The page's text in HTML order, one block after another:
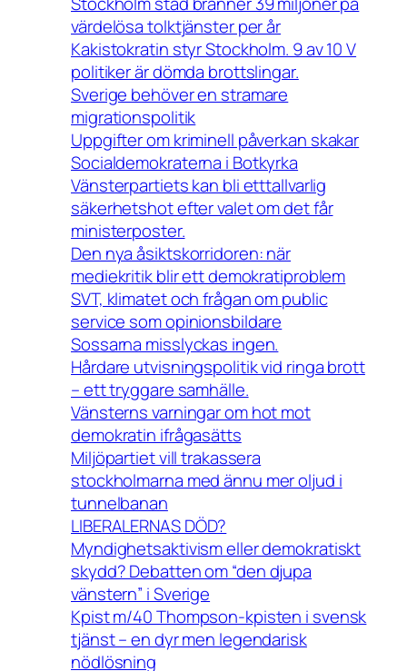
värdelösa tolktjänster per år
Kakistokratin styr Stockholm. 9 av 10 V
politiker är dömda brottslingar.
Sverige behöver en stramare
migrationspolitik
Uppgifter om kriminell påverkan skakar
Socialdemokraterna i Botkyrka
Vänsterpartiets kan bli etttallvarlig
säkerhetshot efter valet om det får
ministerposter.
Den nya åsiktskorridoren: när
mediekritik blir ett demokratiproblem
SVT, klimatet och frågan om public
service som opinionsbildare
Sossarna misslyckas ingen.
Hårdare utvisningspolitik vid ringa brott
– ett tryggare samhälle.
Vänsterns varningar om hot mot
demokratin ifrågasätts
Miljöpartiet vill trakassera
stockholmarna med ännu mer oljud i
tunnelbanan
LIBERALERNAS DÖD?
Myndighetsaktivism eller demokratiskt
skydd? Debatten om “den djupa
vänstern” i Sverige
Kpist m/40 Thompson-kpisten i svensk
tjänst – en dyr men legendarisk
nödlösning